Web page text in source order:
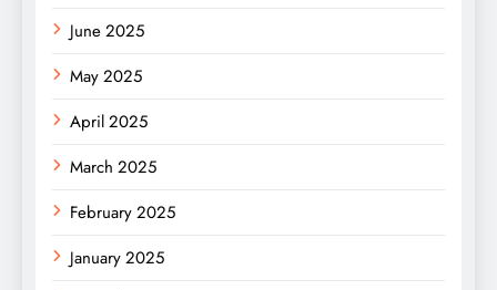
June 2025
May 2025
April 2025
March 2025
February 2025
January 2025